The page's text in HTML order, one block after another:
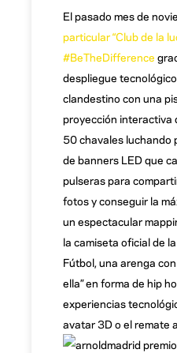
El pasado mes de
particular “Club de la
#BeTheDifference
despliegue
clandestino con una
proyección interactiva
50 chavales luchando
de banners LED que
pulseras para
fotos y conseguir la
un espectacular
la camiseta oficial de
Fútbol, una arenga
ella” en forma de hip
experiencias
avatar 3D o el remate